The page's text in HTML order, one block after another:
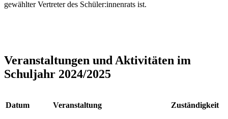
gewählter Vertreter des Schüler:innenrats ist.
Veranstaltungen und Aktivitäten im
Schuljahr 2024/2025
Datum Veranstaltung Zuständigkeit